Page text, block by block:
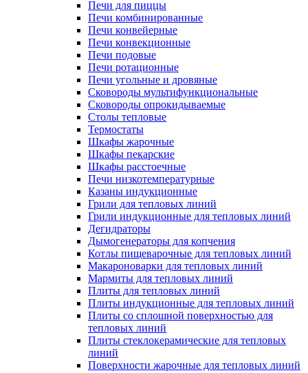
Печи для пиццы
Печи комбинированные
Печи конвейерные
Печи конвекционные
Печи подовые
Печи ротационные
Печи угольные и дровяные
Сковороды мультифункциональные
Сковороды опрокидываемые
Столы тепловые
Термостаты
Шкафы жарочные
Шкафы пекарские
Шкафы расстоечные
Печи низкотемпературные
Казаны индукционные
Грили для тепловых линий
Грили индукционные для тепловых линий
Дегидраторы
Дымогенераторы для копчения
Котлы пищеварочные для тепловых линий
Макароноварки для тепловых линий
Мармиты для тепловых линий
Плиты для тепловых линий
Плиты индукционные для тепловых линий
Плиты со сплошной поверхностью для
тепловых линий
Плиты стеклокерамические для тепловых
линий
Поверхности жарочные для тепловых линий